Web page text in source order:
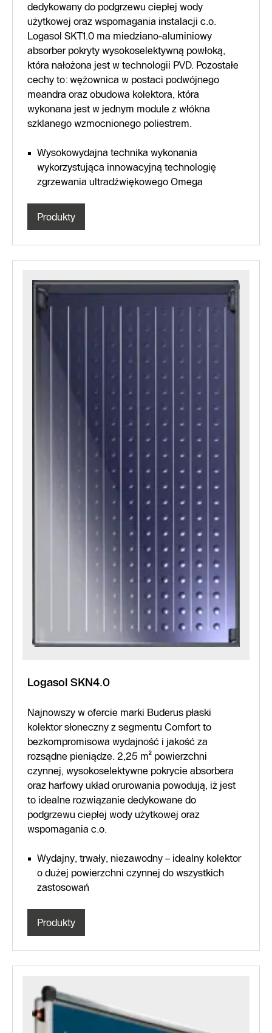
dedykowany do podgrzewu ciepłej wody
użytkowej oraz wspomagania instalacji c.o.
Logasol SKT1.0 ma miedziano-aluminiowy
absorber pokryty wysokoselektywną powłoką,
która nałożona jest w technologii PVD. Pozostałe
cechy to: wężownica w postaci podwójnego
meandra oraz obudowa kolektora, która
wykonana jest w jednym module z włókna
szklanego wzmocnionego poliestrem.
Wysokowydajna technika wykonania
wykorzystująca innowacyjną technologię
zgrzewania ultradźwiękowego Omega
Produkty
Logasol SKN4.0
Najnowszy w ofercie marki Buderus płaski
kolektor słoneczny z segmentu Comfort to
bezkompromisowa wydajność i jakość za
rozsądne pieniądze. 2,25 m² powierzchni
czynnej, wysokoselektywne pokrycie absorbera
oraz harfowy układ orurowania powodują, iż jest
to idealne rozwiązanie dedykowane do
podgrzewu ciepłej wody użytkowej oraz
wspomagania c.o.
Wydajny, trwały, niezawodny – idealny kolektor
o dużej powierzchni czynnej do wszystkich
zastosowań
Produkty